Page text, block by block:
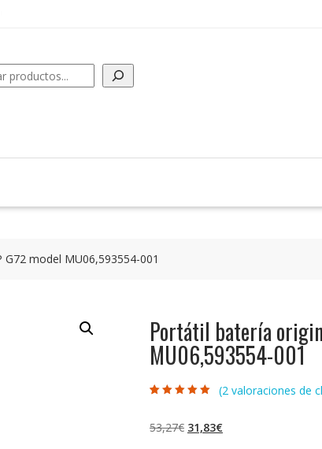
model MU06,593554-001
Portátil batería
MU06,593554-001
base a
valoraciones de
(2 valoraciones de
53,27€ El
31,83€El